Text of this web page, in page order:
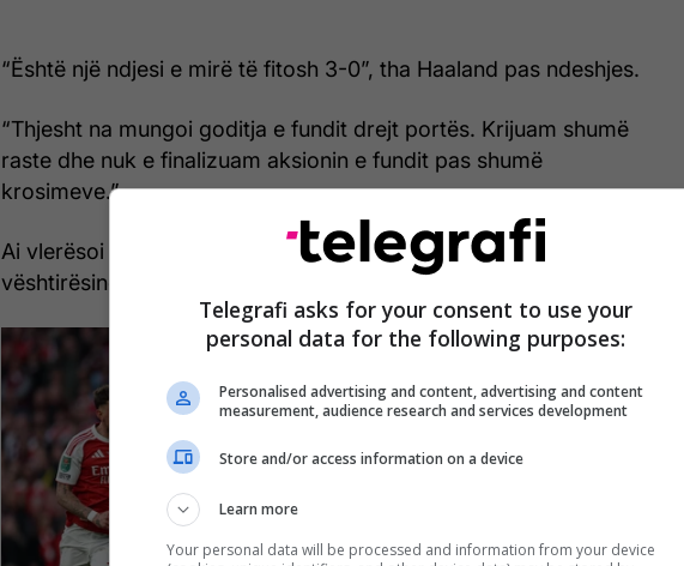
“Është një ndjesi e mirë të fitosh 3-0”, tha Haaland pas ndeshjes.
“Thjesht na mungoi goditja e fundit drejt portës. Krijuam shumë
raste dhe nuk e finalizuam aksionin e fundit pas shumë
krosimeve.”
Ai vlerësoi edhe paraqitjen e kundërshtarit, duke theksuar
vështirësinë e çdo përballjeje në elitën angleze.
Telegrafi asks for your consent to use your
personal data for the following purposes:
Personalised advertising and content, advertising and content
measurement, audience research and services development
Store and/or access information on a device
Learn more
Your personal data will be processed and information from your device